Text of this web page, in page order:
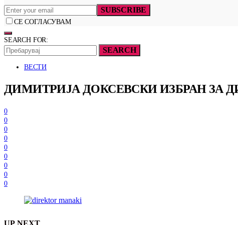
SUBSCRIBE
СЕ СОГЛАСУВАМ
SEARCH FOR:
SEARCH
ВЕСТИ
ДИМИТРИЈА ДОКСЕВСКИ ИЗБРАН ЗА
0
0
0
0
0
0
0
0
0
UP NEXT